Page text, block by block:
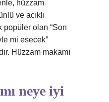
hüzzam
ve acıklı
popüler olan “Son
mi esecek”
Hüzzam makamı
neye iyi